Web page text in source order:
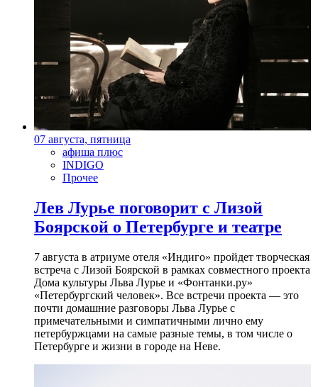
07 августа, пятница
афиша плюс
INDIGO
Прочее
Лев Лурье поговорит с Лизой
Боярской о Петербурге и театре
7 августа в атриуме отеля «Индиго» пройдет творческая
встреча с Лизой Боярской в рамках совместного проекта
Дома культуры Льва Лурье и «Фонтанки.ру»
«Петербургский человек». Все встречи проекта — это
почти домашние разговоры Льва Лурье с
примечательными и симпатичными лично ему
петербуржцами на самые разные темы, в том числе о
Петербурге и жизни в городе на Неве.